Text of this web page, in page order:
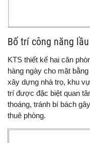
Bố trí công năng lầu
KTS thiết kế hai căn
hàng ngày cho mặt
xây dựng nhà trọ, khu
trí được đặc biệt quan
thoáng, tránh bí bách
thuê phòng.